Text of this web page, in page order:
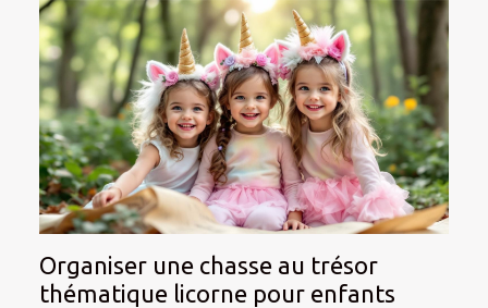
Organiser une chasse au trésor
thématique licorne pour enfants